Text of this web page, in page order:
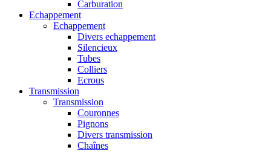
Carburation
Echappement
Echappement
Divers echappement
Silencieux
Tubes
Colliers
Ecrous
Transmission
Transmission
Couronnes
Pignons
Divers transmission
Chaînes